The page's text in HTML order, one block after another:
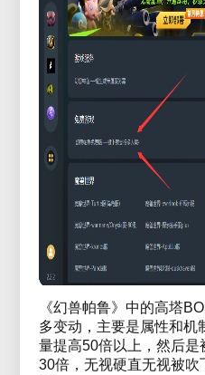
《幻兽帕鲁》中的高塔
多变动，主要是属性和机
量提高50倍以上，然后
30倍，无视硬直无视被